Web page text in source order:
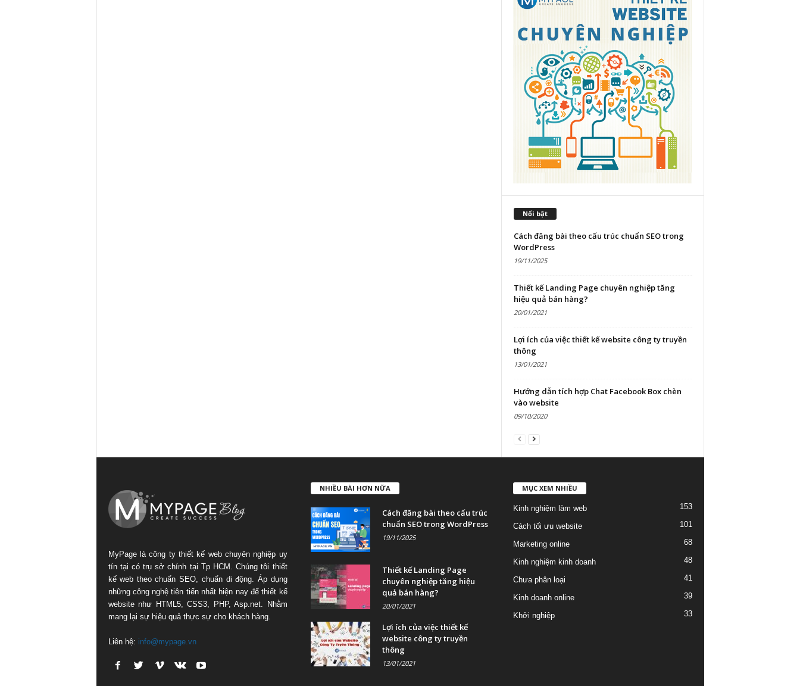
Nổi bật
Cách đăng bài theo cấu trúc chuẩn SEO trong
WordPress
19/11/2025
Thiết kế Landing Page chuyên nghiệp tăng
hiệu quả bán hàng?
20/01/2021
Lợi ích của việc thiết kế website công ty truyền
thông
13/01/2021
Hướng dẫn tích hợp Chat Facebook Box chèn
vào website
09/10/2020
MyPage là công ty thiết kế web chuyên nghiệp uy
tín tại có trụ sở chính tại Tp HCM. Chúng tôi thiết
kế web theo chuẩn SEO, chuẩn di động. Áp dụng
những công nghệ tiên tiến nhất hiện nay để thiết kế
website như HTML5, CSS3, PHP, Asp.net. Nhằm
mang lại sự hiệu quả thực sự cho khách hàng.
Liên hệ: info@mypage.vn
NHIỀU BÀI HƠN NỮA
Cách đăng bài theo cấu trúc
chuẩn SEO trong WordPress
19/11/2025
Thiết kế Landing Page
chuyên nghiệp tăng hiệu
quả bán hàng?
20/01/2021
Lợi ích của việc thiết kế
website công ty truyền
thông
13/01/2021
MỤC XEM NHIỀU
Kinh nghiệm làm web 153
Cách tối ưu website 101
Marketing online 68
Kinh nghiệm kinh doanh 48
Chưa phân loại 41
Kinh doanh online 39
Khởi nghiệp 33